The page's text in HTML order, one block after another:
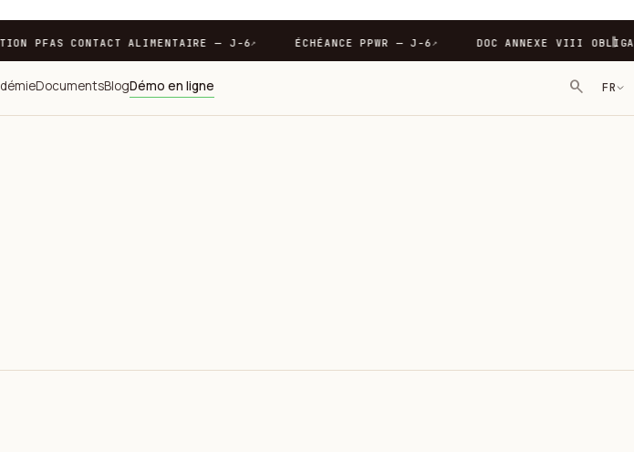
PFAS CONTACT ALIMENTAIRE — J-6 ÉCHÉANCE PPWR — J-6 DOC ANNEXE VIII∥
DocumentsBlogDémo en ligne search FR